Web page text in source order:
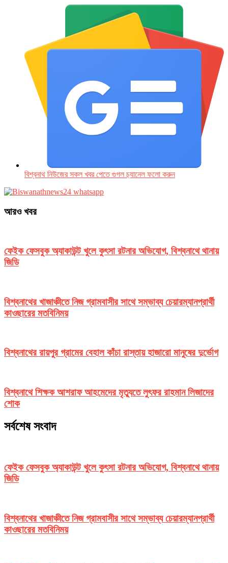
বিশ্বনাথ নিউজের সকল খবর পেতে গুগল চ‌্যানেল ফলো করুন
আরও খবর
ফেইক ফেসবুক অ্যাকাউন্ট খুলে কুৎসা রটনার অভিযোগ, বিশ্বনাথে থানায়
জিডি
বিশ্বনাথের খাজাঞ্চীতে নিজ গ্রামবাসীর সাথে সম্ভাব্য চেয়ারম্যানপ্রার্থী
কাওছারের মতবিনিময়
বিশ্বনাথের রায়পুর গ্রামের বেহাল কাঁচা রাস্তায় হাজারো মানুষের দুর্ভোগ
বিশ্বনাথে শিক্ষক আশরাফ আহমেদের মৃত্যুতে লুৎফর রাহমান লিজাদের
শোক
সর্বশেষ সংবাদ
ফেইক ফেসবুক অ্যাকাউন্ট খুলে কুৎসা রটনার অভিযোগ, বিশ্বনাথে থানায়
জিডি
বিশ্বনাথের খাজাঞ্চীতে নিজ গ্রামবাসীর সাথে সম্ভাব্য চেয়ারম্যানপ্রার্থী
কাওছারের মতবিনিময়